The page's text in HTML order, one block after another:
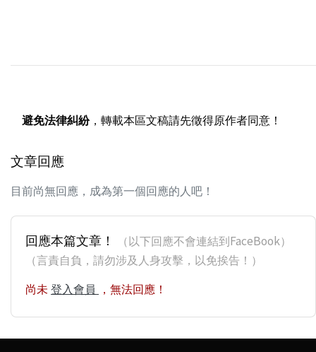
避免法律糾紛，轉載本區文稿請先徵得原作者同意！
文章回應
目前尚無回應，成為第一個回應的人吧！
回應本篇文章！
（以下回應不會連結到FaceBook）
（言責自負，請勿涉及人身攻擊，以免挨告！）
尚未 登入會員 ，無法回應！